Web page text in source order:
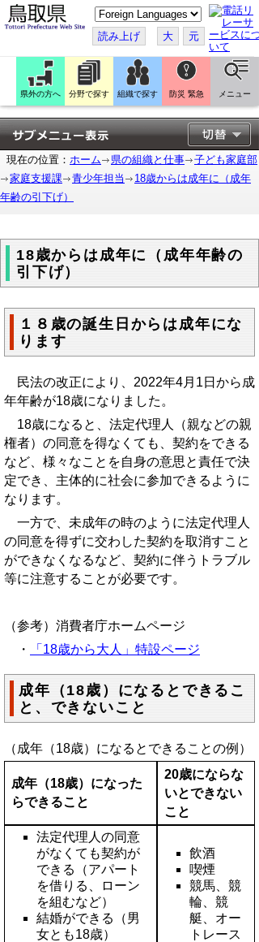
こ
の
ペ
ー
ジ
翻
訳
す
る
読み上げ 大 元
県外の方へ 分野で探す 組織で探す 防災 緊急 メニュー
現在の位置： ホーム 県の組織と仕事
子ども家庭部
家庭支援課
青少年担当
18歳からは成年に（成年
年齢の引下げ）
18歳からは成年に（成年年齢の
引下げ）
１８歳の誕生日からは成年にな
ります
民法の改正により、2022年4月1日から成
年年齢が18歳になりました。
18歳になると、法定代理人（親などの親
権者）の同意を得なくても、契約をできる
など、様々なことを自身の意思と責任で決
定でき、主体的に社会に参加できるように
なります。
一方で、未成年の時のように法定代理人
の同意を得ずに交わした契約を取消すこと
ができなくなるなど、契約に伴うトラブル
等に注意することが必要です。
（参考）消費者庁ホームページ
・
「18歳から大人」特設ページ
成年（18歳）になるとできるこ
と、できないこと
（成年（18歳）になるとできることの例）
成年（18歳） になった
らできること
20歳にならな
いとできない
こと
法定代理人の同意
がなくても契約が
できる（アパート
を借りる、ローン
を組むなど）
結婚ができる（男
女とも18歳）
飲酒
喫煙
競馬、競
輪、競
艇、オー
トレース